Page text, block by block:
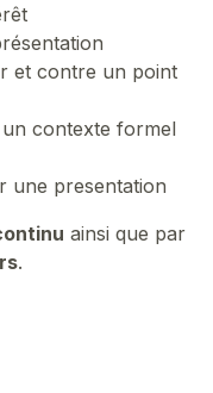
et contre un point
contexte formel
une presentation
ainsi que par
.